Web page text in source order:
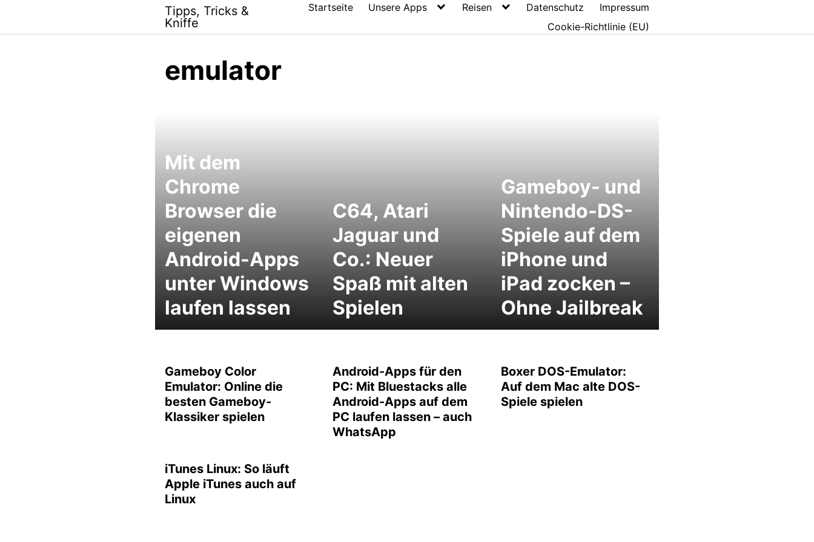
content
Tipps, Tricks &
Kniffe
Startseite Unsere Apps Reisen Datenschutz
Impressum
Cookie-Richtlinie (EU)
emulator
Mit dem
Chrome
Browser die
eigenen
Android-Apps
unter Windows
laufen lassen
C64, Atari
Jaguar und
Co.: Neuer
Spaß mit alten
Spielen
Gameboy- und
Nintendo-DS-
Spiele auf dem
iPhone und
iPad zocken –
Ohne Jailbreak
Gameboy Color
Emulator: Online die
besten Gameboy-
Klassiker spielen
Android-Apps für den
PC: Mit Bluestacks alle
Android-Apps auf dem
PC laufen lassen – auch
WhatsApp
Boxer DOS-Emulator:
Auf dem Mac alte DOS-
Spiele spielen
iTunes Linux: So läuft
Apple iTunes auch auf
Linux